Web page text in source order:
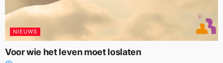
NIEUWS
Voor wie het leven moet loslaten